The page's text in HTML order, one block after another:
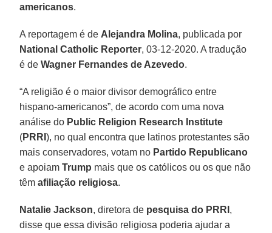
americanos.
A reportagem é de Alejandra Molina, publicada por
National Catholic Reporter, 03-12-2020. A tradução
é deWagner Fernandes de Azevedo.
“A religião é o maior divisor demográfico entre
hispano-americanos”, de acordo com uma nova
análise do Public Religion Research Institute
(PRRI), no qual encontra que latinos protestantes são
mais conservadores, votam no Partido Republicano
e apoiamTrump mais que os católicos ou os que não
têmafiliação religiosa.
Natalie Jackson, diretora de pesquisa do PRRI ,
disse que essa divisão religiosa poderia ajudar a